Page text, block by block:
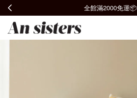
全館滿2000免運📦